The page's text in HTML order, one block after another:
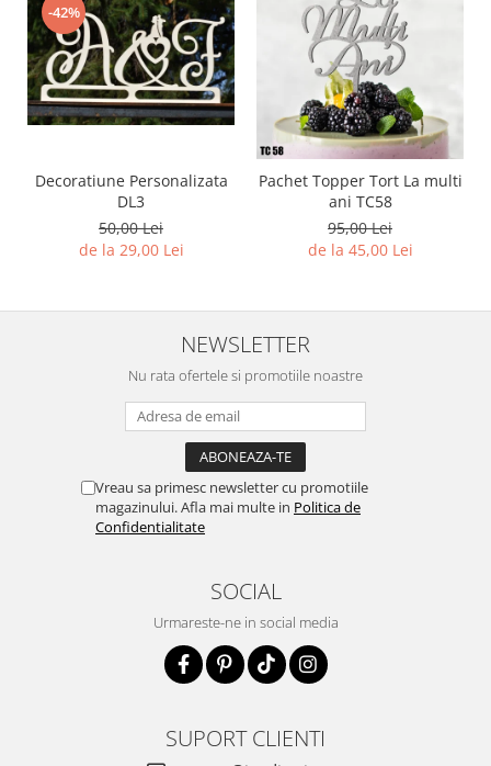
-42%
Decoratiune Personalizata
DL3
50,00 Lei
de la 29,00 Lei
Pachet Topper Tort La multi
ani TC58
95,00 Lei
de la 45,00 Lei
NEWSLETTER
Nu rata ofertele si promotiile noastre
Vreau sa primesc newsletter cu promotiile
magazinului. Afla mai multe in Politica de
Confidentialitate
SOCIAL
Urmareste-ne in social media
SUPORT CLIENTI